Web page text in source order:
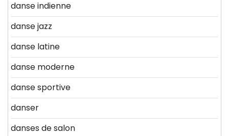
danse indienne
danse jazz
danse latine
danse moderne
danse sportive
danser
danses de salon